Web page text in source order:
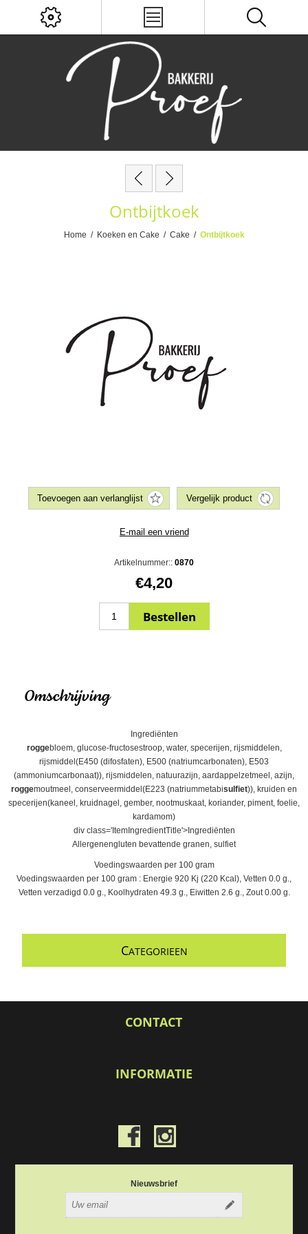
Ontbijtkoek
Home / Koeken en Cake / Cake / Ontbijtkoek
Artikelnummer:: 0870
€4,20
Omschrijving
Ingrediënten
roggebloem, glucose-fructosestroop, water, specerijen, rijsmiddelen,
rijsmiddel(E450 (difosfaten), E500 (natriumcarbonaten), E503
(ammoniumcarbonaat)), rijsmiddelen, natuurazijn, aardappelzetmeel, azijn,
roggemoutmeel, conserveermiddel(E223 (natriummetabisulfiet)), kruiden en
specerijen(kaneel, kruidnagel, gember, nootmuskaat, koriander, piment, foelie,
kardamom)
div class='ItemIngredientTitle'>Ingrediënten
Allergenengluten bevattende granen, sulfiet
Voedingswaarden per 100 gram
Voedingswaarden per 100 gram : Energie 920 Kj (220 Kcal), Vetten 0.0 g.,
Vetten verzadigd 0.0 g., Koolhydraten 49.3 g., Eiwitten 2.6 g., Zout 0.00 g.
CATEGORIEEN
CONTACT
INFORMATIE
Nieuwsbrief